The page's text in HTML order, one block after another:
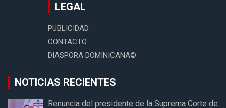
LEGAL
PUBLICIDAD
CONTACTO
DIASPORA DOMINICANA©
NOTICIAS RECIENTES
Renuncia del presidente de la Suprema Corte de